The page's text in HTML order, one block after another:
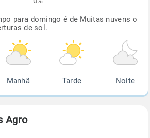
para domingo é de Muitas nuvens o
de sol.
Manhã Tarde Noite
Agro